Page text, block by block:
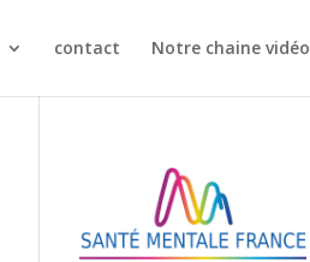
contact Notre chaine vidéo